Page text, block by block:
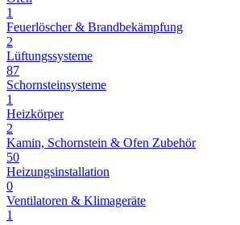
1
Feuerlöscher & Brandbekämpfung
2
Lüftungssysteme
87
Schornsteinsysteme
1
Heizkörper
2
Kamin, Schornstein & Ofen Zubehör
50
Heizungsinstallation
0
Ventilatoren & Klimageräte
1